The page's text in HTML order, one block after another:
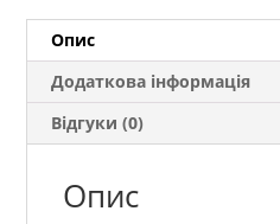
кількість
Опис
Додаткова інформація
Відгуки (0)
Опис